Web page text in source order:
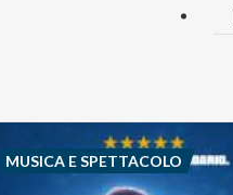
MUSICA E SPETTACOLO